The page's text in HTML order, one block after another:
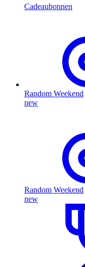
Cadeaubonnen
Random Weekend
new
Random Weekend
new